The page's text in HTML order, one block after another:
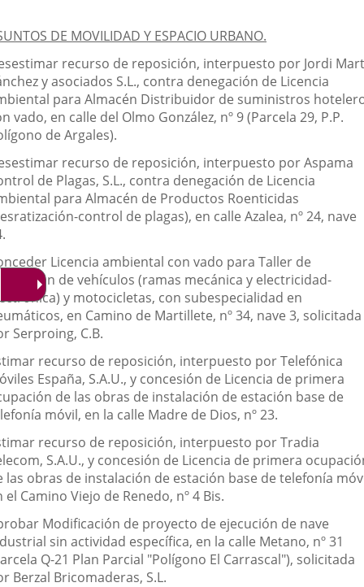
DE MOVILIDAD Y ESPACIO URBANO.
recurso de reposición, interpuesto por Jordi
y asociados S.L., contra denegación de Licencia
para Almacén Distribuidor de suministros
vado, en calle del Olmo González, nº 9 (Parcela 29, P.P.
de Argales).
recurso de reposición, interpuesto por Aspama
de Plagas, S.L., contra denegación de Licencia
para Almacén de Productos Roenticidas
control de plagas), en calle Azalea, nº 24, nave
Licencia ambiental con vado para Taller de
de vehículos (ramas mecánica y electricidad-
y motocicletas, con subespecialidad en
en Camino de Martillete, nº 34, nave 3, solicitada
Serproing, C.B.
recurso de reposición, interpuesto por Telefónica
España, S.A.U., y concesión de Licencia de primera
de las obras de instalación de estación base de
móvil, en la calle Madre de Dios, nº 23.
recurso de reposición, interpuesto por Tradia
S.A.U., y concesión de Licencia de primera
las obras de instalación de estación base de telefonía
el Camino Viejo de Renedo, nº 4 Bis.
Modificación de proyecto de ejecución de nave
sin actividad específica, en la calle Metano, nº 31
Q-21 Plan Parcial "Polígono El Carrascal"), solicitada
Berzal Bricomaderas, S.L.